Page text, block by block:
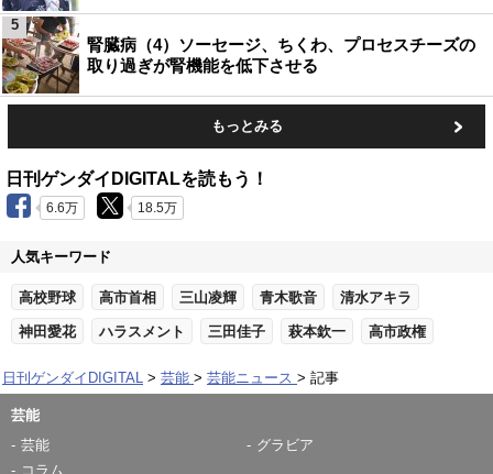
腎臓病（4）ソーセージ、ちくわ、プロセスチーズの
取り過ぎが腎機能を低下させる
5
もっとみる
日刊ゲンダイDIGITALを読もう！
6.6万 18.5万
人気キーワード
高校野球 高市首相 三山凌輝 青木歌音 清水アキラ
神田愛花 ハラスメント 三田佳子 萩本欽一 高市政権
日刊ゲンダイDIGITAL 芸能 芸能ニュース 記事
芸能
芸能
グラビア
コラム